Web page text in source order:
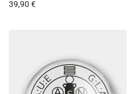
Bewertet mit
39,90 €